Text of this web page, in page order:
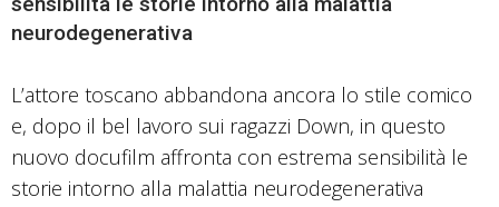
neurodegenerativa
L’attore toscano abbandona ancora lo stile comico
e, dopo il bel lavoro sui ragazzi Down, in questo
nuovo docufilm affronta con estrema sensibilità le
storie intorno alla malattia neurodegenerativa